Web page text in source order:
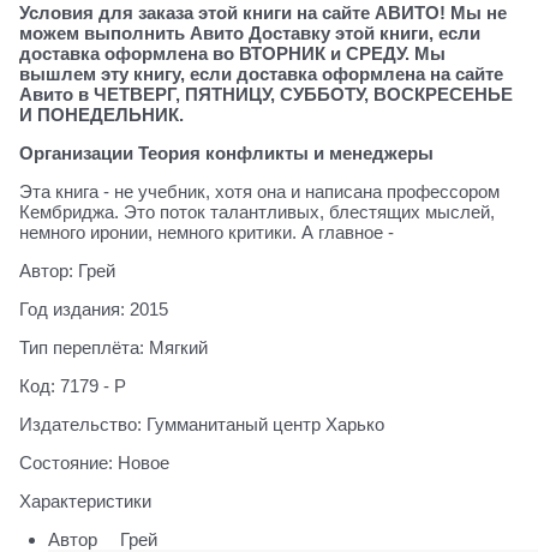
Условия для заказа этой книги на сайте АВИТО! Мы не
можем выполнить Авито Доставку этой книги, если
доставка оформлена во ВТОРНИК и СРЕДУ. Мы
вышлем эту книгу, если доставка оформлена на сайте
Авито в ЧЕТВЕРГ, ПЯТНИЦУ, СУББОТУ, ВОСКРЕСЕНЬЕ
И ПОНЕДЕЛЬНИК.
Организации Теория конфликты и менеджеры
Эта книга - не учебник, хотя она и написана профессором
Кембриджа. Это поток талантливых, блестящих мыслей,
немного иронии, немного критики. А главное -
Автор: Грей
Год издания: 2015
Тип переплёта: Мягкий
Код: 7179 - Р
Издательство: Гумманитаный центр Харько
Состояние: Новое
Характеристики
Автор
Грей